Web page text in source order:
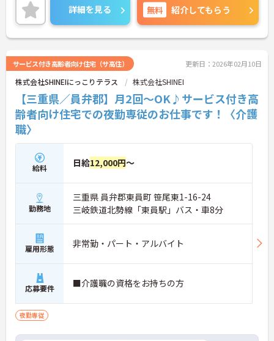
詳細を見る 無料 紹介してもらう
サービス付き高齢者向け住宅（サ高住） 更新日：2026年02月10日
株式会社SHINEIにっこりテラス 株式会社SHINEI
【三重県／員弁郡】月2回～OK♪サービス付き高
齢者向け住宅での夜勤専従のお仕事です！〈介護
職〉
給料 日給12,000円～
勤務地
三重県 員弁郡東員町 笹尾東1-16-24
三岐鉄道北勢線「東員駅」バス・車8分
雇用形態 非常勤・パート・アルバイト
応募要件 ■介護職の資格をお持ちの方
夜勤専従